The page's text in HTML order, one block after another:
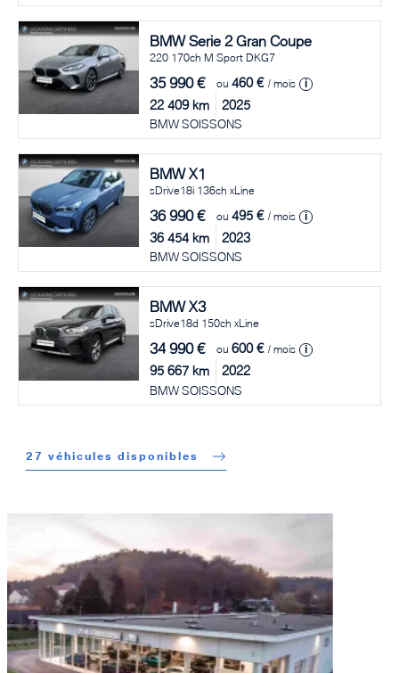
BMWSerie 2 Gran Coupe
220 170ch M Sport DKG7
35 990€ ou460 €/ mois i
BMW SOISSONS
22 409 km 2025
BMWX1
sDrive18i 136ch xLine
36 990€ ou495 €/ mois i
BMW SOISSONS
36 454 km 2023
BMWX3
sDrive18d 150ch xLine
34 990€ ou600 €/ mois i
BMW SOISSONS
95 667 km 2022
27 véhicules disponibles